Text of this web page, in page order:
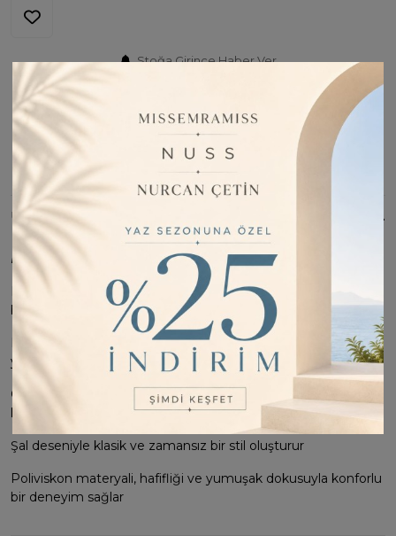
Stoğa Girince Haber Ver
Değişim Kabul Edilir
Bu Ürünü Paylaş
ÜRÜN BILGISI
Ebat: 75x190cm
Polyester kumaş yapısı sayesinde uzun ömürlü ve dayanıklı
bir kullanım deneyimi sunar
Her yaş grubuna hitap eden tasarımıyla geniş bir kullanıcı
yelpazesine sahiptir
Günlük kullanıma uygun şık ve modern bir görünüm
kazandırır
Şal deseniyle klasik ve zamansız bir stil oluşturur
Poliviskon materyali, hafifliği ve yumuşak dokusuyla konforlu
bir deneyim sağlar